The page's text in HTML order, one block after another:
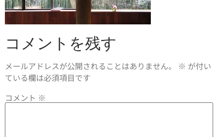
コメントを残す
メールアドレスが公開されることはありません。 ※ が付い
ている欄は必須項目です
コメント ※